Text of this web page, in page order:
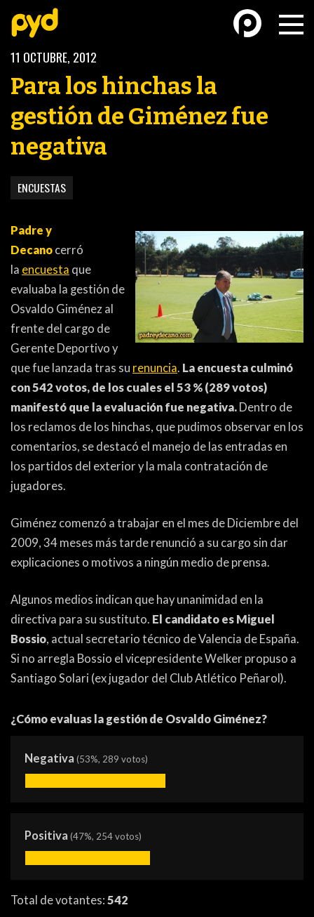
BASKETBALL
FUTSAL FUTSAL FEMENINO
ACTUALIDAD
3ERA DIVISIÓN
FORMATIVAS
PARTIDOS
CONTENIDOS
COLUMNAS
ELECCIONES
ENTREVISTAS
PYD RADIO
PEÑAS
ENCUESTAS
OTROS DEPORTES
HANDBALL
FÚTBOL PLAYA
MÁS DE PYD
FORO
11 OCTUBRE, 2012
Para los hinchas la
gestión de Giménez fue
negativa
ENCUESTAS
Padre y
Decano cerró
la encuesta que
evaluaba la gestión de
Osvaldo Giménez al
frente del cargo de
Gerente Deportivo y
que fue lanzada tras su renuncia. La encuesta culminó
con 542 votos, de los cuales el 53 % (289 votos)
manifestó que la evaluación fue negativa. Dentro de
los reclamos de los hinchas, que pudimos observar en los
comentarios, se destacó el manejo de las entradas en
los partidos del exterior y la mala contratación de
jugadores.
Giménez comenzó a trabajar en el mes de Diciembre del
2009, 34 meses más tarde renunció a su cargo sin dar
explicaciones o motivos a ningún medio de prensa.
Algunos medios indican que hay unanimidad en la
directiva para su sustituto. El candidato es Miguel
Bossio, actual secretario técnico de Valencia de España.
Si no arregla Bossio el vicepresidente Welker propuso a
Santiago Solari (ex jugador del Club Atlético Peñarol).
¿Cómo evaluas la gestión de Osvaldo Giménez?
Negativa (53%, 289 votos)
Positiva (47%, 254 votos)
Total de votantes: 542